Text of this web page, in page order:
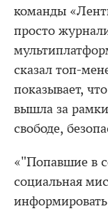
команды
просто
сказал топ-
показывает,
вышла за
свободе,
«"Попавшие в
социальная